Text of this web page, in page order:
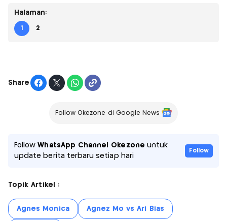
Halaman:
1 2
Share
Follow Okezone di Google News
FollowWhatsApp Channel Okezone untuk
update berita terbaru setiap hari
Follow
Topik Artikel :
Agnes Monica Agnez Mo vs Ari Bias